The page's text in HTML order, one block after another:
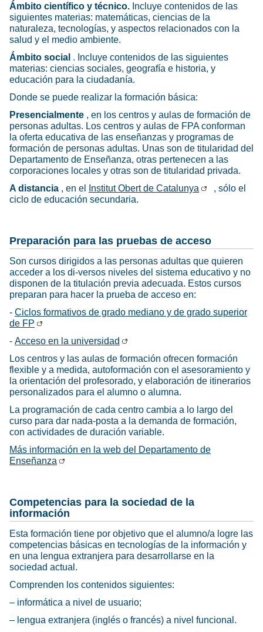
Ámbito científico y técnico. Incluye contenidos de las
siguientes materias: matemáticas, ciencias de la
naturaleza, tecnologías, y aspectos relacionados con la
salud y el medio ambiente.
Ámbito social . Incluye contenidos de las siguientes
materias: ciencias sociales, geografía e historia, y
educación para la ciudadanía.
Donde se puede realizar la formación básica:
Presencialmente , en los centros y aulas de formación de
personas adultas. Los centros y aulas de FPA conforman
la oferta educativa de las enseñanzas y programas de
formación de personas adultas. Unas son de titularidad del
Departamento de Enseñanza, otras pertenecen a las
corporaciones locales y otras son de titularidad privada.
A distancia , en el Institut Obert de Catalunya
, sólo el
ciclo de educación secundaria.
Preparación para las pruebas de acceso
Son cursos dirigidos a las personas adultas que quieren
acceder a los di-versos niveles del sistema educativo y no
disponen de la titulación previa adecuada. Estos cursos
preparan para hacer la prueba de acceso en:
- Ciclos formativos de grado mediano y de grado superior
de FP
- Acceso en la universidad
Los centros y las aulas de formación ofrecen formación
flexible y a medida, autoformación con el asesoramiento y
la orientación del profesorado, y elaboración de itinerarios
personalizados para el alumno o alumna.
La programación de cada centro cambia a lo largo del
curso para dar nada-posta a la demanda de formación,
con actividades de duración variable.
Más información en la web del Departamento de
Enseñanza
Competencias para la sociedad de la
información
Esta formación tiene por objetivo que el alumno/a logre las
competencias básicas en tecnologías de la información y
en una lengua extranjera para desarrollarse en la
sociedad actual.
Comprenden los contenidos siguientes:
– informática a nivel de usuario;
– lengua extranjera (inglés o francés) a nivel funcional.